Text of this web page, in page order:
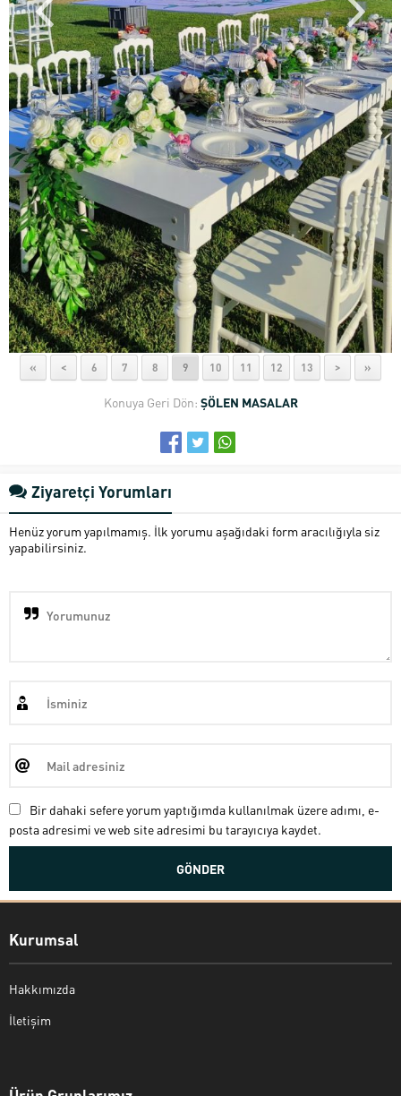
« < 6 7 8 9 10 11 12 13 > »
Konuya Geri Dön: ŞÖLEN MASALAR
Ziyaretçi Yorumları
Henüz yorum yapılmamış. İlk yorumu aşağıdaki form aracılığıyla siz
yapabilirsiniz.
Bir dahaki sefere yorum yaptığımda kullanılmak üzere adımı, e-
posta adresimi ve web site adresimi bu tarayıcıya kaydet.
Kurumsal
Hakkımızda
İletişim